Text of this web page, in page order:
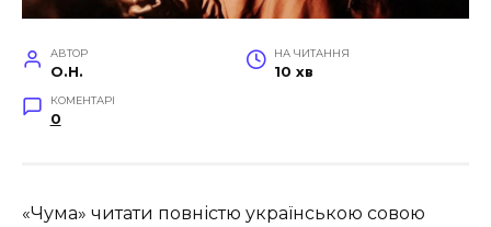
АВТОР
O.H.
НА ЧИТАННЯ
10 хв
КОМЕНТАРІ
0
«Чума» читати повністю українською совою